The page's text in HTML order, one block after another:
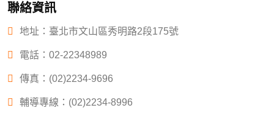
聯絡資訊
地址：臺北市文山區秀明路2段175號
電話： 02-22348989
傳真：(02)2234-9696
輔導專線：(02)2234-8996